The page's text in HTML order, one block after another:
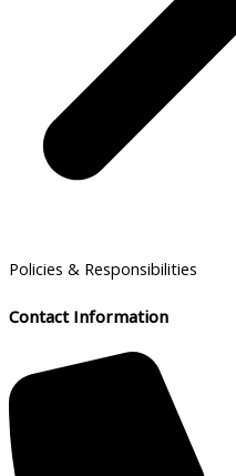
Policies & Responsibilities
Contact Information